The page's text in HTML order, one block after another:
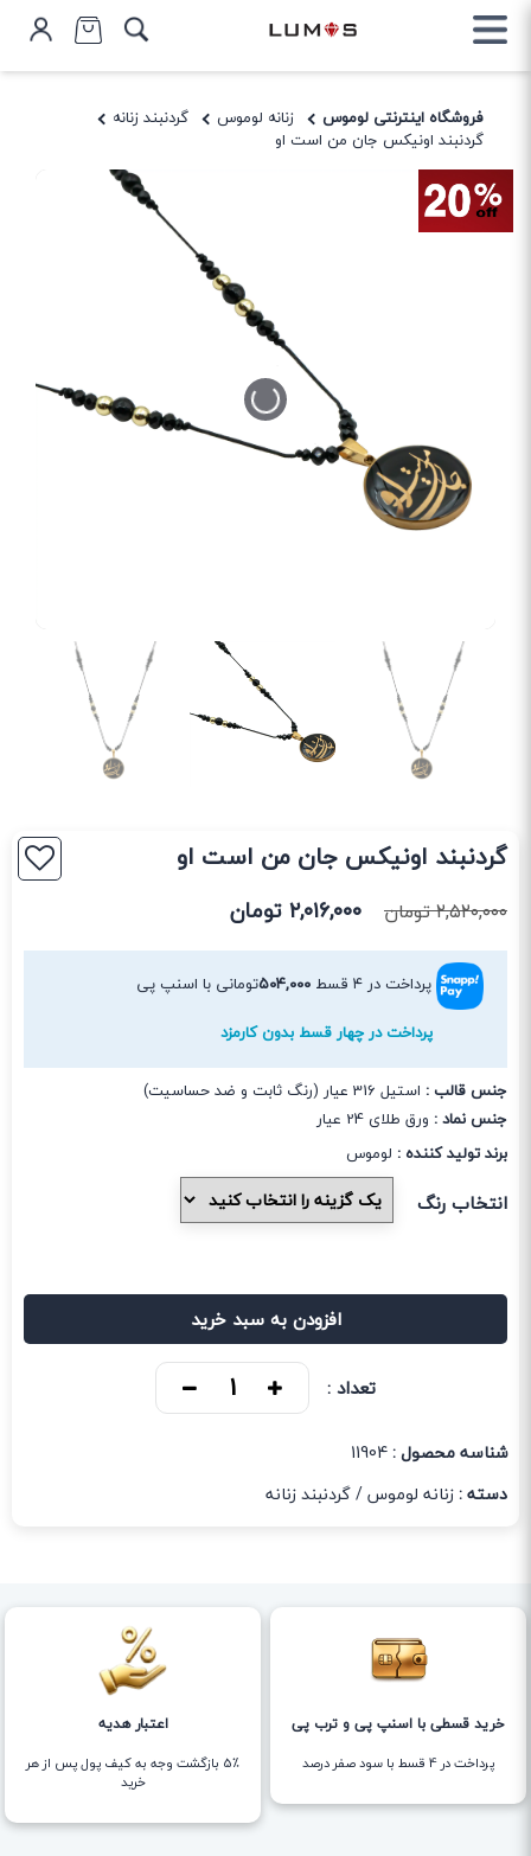
فروشگاه اینترنتی لوموس زنانه لوموس
گردنبند زنانه
گردنبند اونیکس جان من است او
گردنبند اونیکس جان من است او
۲,۵۲۰,۰۰۰تومان ۲,۰۱۶,۰۰۰تومان
پرداخت در ۴ قسط ۵۰۴,۰۰۰تومانی با اسنپ پی
پرداخت در چهار قسط بدون کارمزد
جنس قالب : استیل 316 عیار (رنگ ثابت و ضد حساسیت)
جنس نماد : ورق طلای 24 عیار
برند تولید کننده : لوموس
انتخاب رنگ
افزودن به سبد خرید
تعداد :
شناسه محصول :11904
دسته :زنانه لوموس/گردنبند زنانه
خرید قسطی با اسنپ پی و ترب پی
پرداخت در 4 قسط با سود صفر درصد
اعتبار هدیه
5٪ بازگشت وجه به کیف پول پس از هر
خرید